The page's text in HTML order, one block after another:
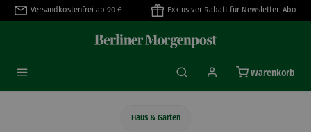
springen
Versandkostenfrei ab 90 € Exklusiver Rabatt für Newsletter-Abo
Warenkorb
Haus & Garten